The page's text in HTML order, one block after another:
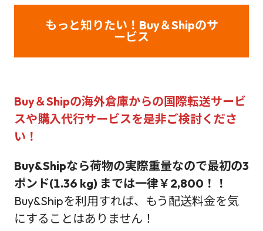
もっと知りたい！Buy＆Shipのサ
ービス
Buy＆Shipの海外倉庫からの国際転送サービ
スや購入代行サービスを是非ご検討くださ
い！
Buy&Shipなら荷物の実際重量なので最初の3
ポンド(1.36 kg) までは一律￥2,800！！
Buy&Shipを利用すれば、もう配送料金を気
にすることはありません！